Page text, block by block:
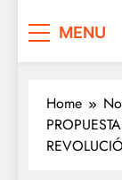
MENU
Home